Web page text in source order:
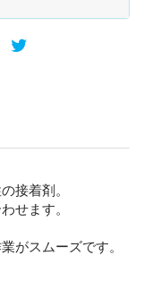
接着剤。
せます。
がスムーズです。